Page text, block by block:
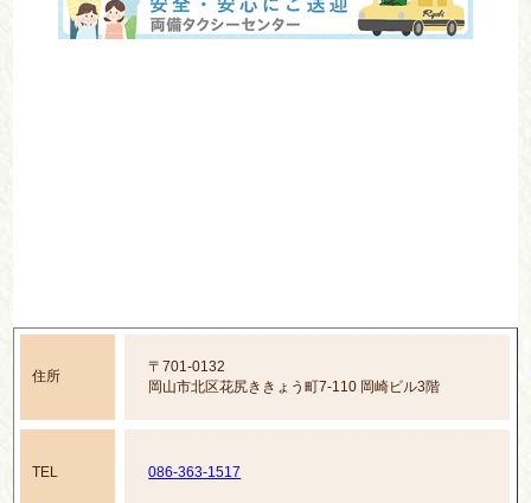
住所
〒701-0132
岡山市北区花尻ききょう町7-110 岡崎ビル3階
TEL 086-363-1517